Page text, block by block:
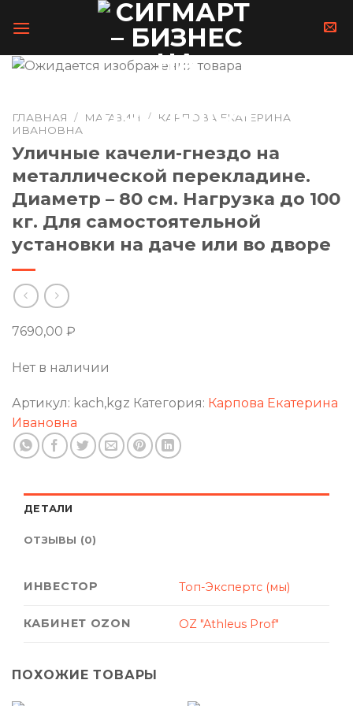
ГЛАВНАЯ / МАГАЗИН /
КАРПОВА ЕКАТЕРИНА
ИВАНОВНА
Уличные качели-гнездо на
металлической перекладине.
Диаметр – 80 см. Нагрузка до 100
кг. Для самостоятельной
установки на даче или во дворе
7690,00 ₽
Нет в наличии
Артикул: kach,kgz Категория: Карпова Екатерина
Ивановна
ДЕТАЛИ
ОТЗЫВЫ (0)
ИНВЕСТОР Топ-Экспертс (мы)
КАБИНЕТ OZON OZ "Athleus Prof"
ПОХОЖИЕ ТОВАРЫ